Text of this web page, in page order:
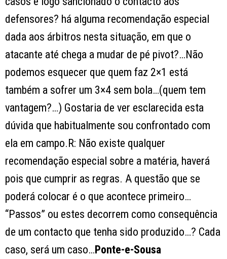
defensores? há alguma recomendação especial
dada aos árbitros nesta situação, em que o
atacante até chega a mudar de pé pivot?…Não
podemos esquecer que quem faz 2×1 está
também a sofrer um 3×4 sem bola…(quem tem
vantagem?…) Gostaria de ver esclarecida esta
dúvida que habitualmente sou confrontado com
ela em campo.R: Não existe qualquer
recomendação especial sobre a matéria, haverá
pois que cumprir as regras. A questão que se
poderá colocar é o que acontece primeiro…
“Passos” ou estes decorrem como consequência
de um contacto que tenha sido produzido…? Cada
caso, será um caso… Ponte-e-Sousa